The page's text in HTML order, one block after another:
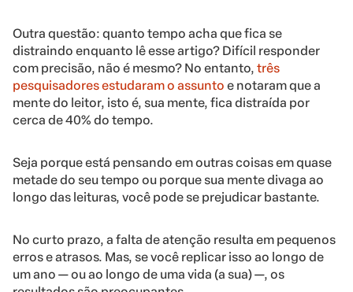
Outra questão: quanto tempo acha que fica se
distraindo enquanto lê esse artigo? Difícil responder
com precisão, não é mesmo? No entanto, três
pesquisadores estudaram o assunto e notaram que a
mente do leitor, isto é, sua mente, fica distraída por
cerca de 40% do tempo.
Seja porque está pensando em outras coisas em quase
metade do seu tempo ou porque sua mente divaga ao
longo das leituras, você pode se prejudicar bastante.
No curto prazo, a falta de atenção resulta em pequenos
erros e atrasos. Mas, se você replicar isso ao longo de
um ano — ou ao longo de uma vida (a sua) —, os